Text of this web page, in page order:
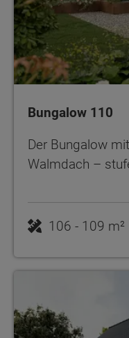
Bungalow 110
Der Bungalow
Walmdach –
106 - 109 m²